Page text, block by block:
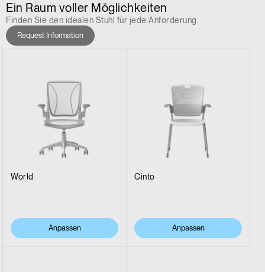
Ein Raum voller Möglichkeiten
Finden Sie den idealen Stuhl für jede Anforderung.
Request Information
World
Anpassen
Cinto
Anpassen